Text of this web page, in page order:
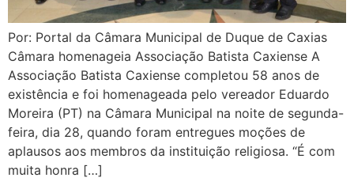
Por: Portal da Câmara Municipal de Duque de Caxias
Câmara homenageia Associação Batista Caxiense A
Associação Batista Caxiense completou 58 anos de
existência e foi homenageada pelo vereador Eduardo
Moreira (PT) na Câmara Municipal na noite de segunda-
feira, dia 28, quando foram entregues moções de
aplausos aos membros da instituição religiosa. “É com
muita honra […]